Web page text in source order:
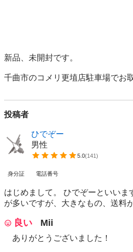
新品、未開封です。
千曲市のコメリ更埴店駐車場でお
投稿者
ひでぞー
男性
5.0(141)
身分証 電話番号
はじめまして。 ひでぞーといいま
が多いですが、大きなもの、送料
良い Mii
ありがとうございました！